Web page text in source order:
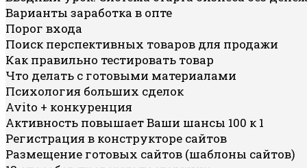
Варианты заработка в опте
Порог входа
Поиск перспективных товаров для продажи
Как правильно тестировать товар
Что делать с готовыми материалами
Психология больших сделок
Avito + конкуренция
Активность повышает Ваши шансы 100 к 1
Регистрация в конструкторе сайтов
Размещение готовых сайтов (шаблоны сайтов)